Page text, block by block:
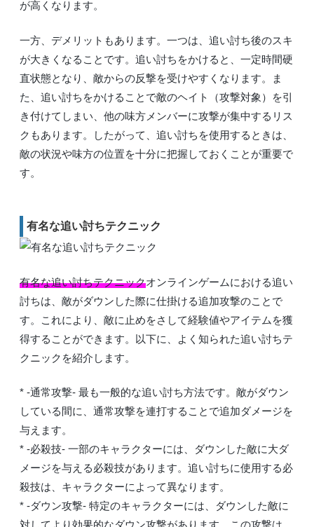
が高くなります。
一方、デメリットもあります。一つは、追い討ち後のスキ
が大きくなることです。追い討ちをかけると、一定時間硬
直状態となり、敵からの反撃を受けやすくなります。ま
た、追い討ちをかけることで敵のヘイト（攻撃対象）を引
き付けてしまい、他の味方メンバーに攻撃が集中するリス
クもあります。したがって、追い討ちを使用するときは、
敵の状況や味方の位置を十分に把握しておくことが重要で
す。
有名な追い討ちテクニック
有名な追い討ちテクニックオンラインゲームにおける追い
討ちは、敵がダウンした際に仕掛ける追加攻撃のことで
す。これにより、敵に止めをさして経験値やアイテムを獲
得することができます。以下に、よく知られた追い討ちテ
クニックを紹介します。
* -通常攻撃- 最も一般的な追い討ち方法です。敵がダウン
している間に、通常攻撃を連打することで追加ダメージを
与えます。
* -必殺技- 一部のキャラクターには、ダウンした敵に大ダ
メージを与える必殺技があります。追い討ちに使用する必
殺技は、キャラクターによって異なります。
* -ダウン攻撃- 特定のキャラクターには、ダウンした敵に